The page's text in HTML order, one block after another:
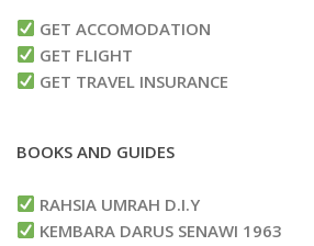
GET ACCOMODATION
GET FLIGHT
GET TRAVEL INSURANCE
BOOKS AND GUIDES
RAHSIA UMRAH D.I.Y
KEMBARA DARUS SENAWI 1963